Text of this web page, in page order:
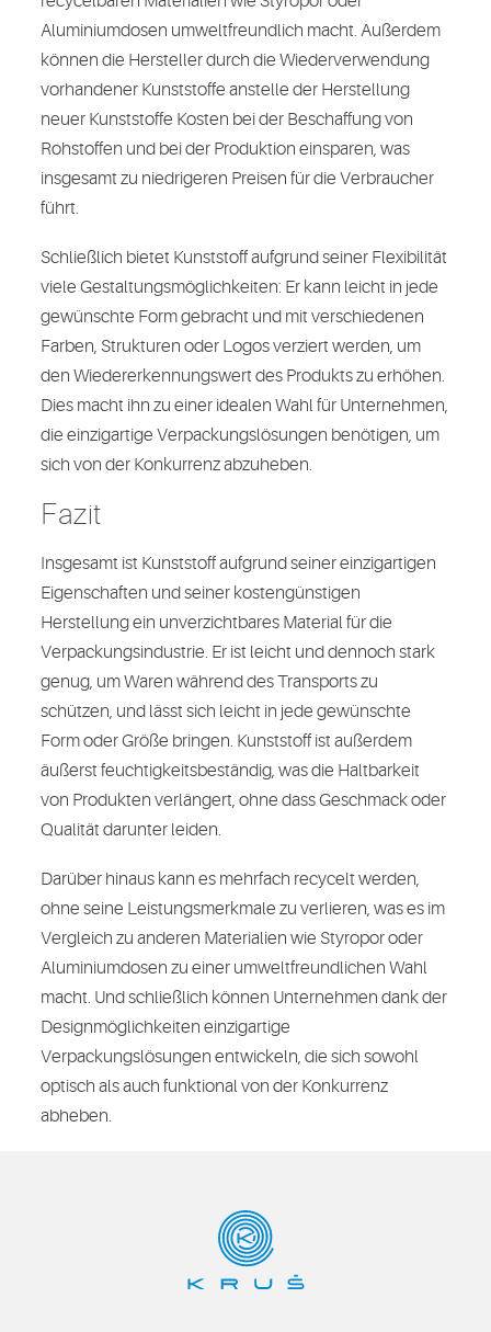
Aluminiumdosen umweltfreundlich macht. Außerdem
können die Hersteller durch die Wiederverwendung
vorhandener Kunststoffe anstelle der Herstellung
neuer Kunststoffe Kosten bei der Beschaffung von
Rohstoffen und bei der Produktion einsparen, was
insgesamt zu niedrigeren Preisen für die Verbraucher
führt.
Schließlich bietet Kunststoff aufgrund seiner Flexibilität
viele Gestaltungsmöglichkeiten: Er kann leicht in jede
gewünschte Form gebracht und mit verschiedenen
Farben, Strukturen oder Logos verziert werden, um
den Wiedererkennungswert des Produkts zu erhöhen.
Dies macht ihn zu einer idealen Wahl für Unternehmen,
die einzigartige Verpackungslösungen benötigen, um
sich von der Konkurrenz abzuheben.
Fazit
Insgesamt ist Kunststoff aufgrund seiner einzigartigen
Eigenschaften und seiner kostengünstigen
Herstellung ein unverzichtbares Material für die
Verpackungsindustrie. Er ist leicht und dennoch stark
genug, um Waren während des Transports zu
schützen, und lässt sich leicht in jede gewünschte
Form oder Größe bringen. Kunststoff ist außerdem
äußerst feuchtigkeitsbeständig, was die Haltbarkeit
von Produkten verlängert, ohne dass Geschmack oder
Qualität darunter leiden.
Darüber hinaus kann es mehrfach recycelt werden,
ohne seine Leistungsmerkmale zu verlieren, was es im
Vergleich zu anderen Materialien wie Styropor oder
Aluminiumdosen zu einer umweltfreundlichen Wahl
macht. Und schließlich können Unternehmen dank der
Designmöglichkeiten einzigartige
Verpackungslösungen entwickeln, die sich sowohl
optisch als auch funktional von der Konkurrenz
abheben.